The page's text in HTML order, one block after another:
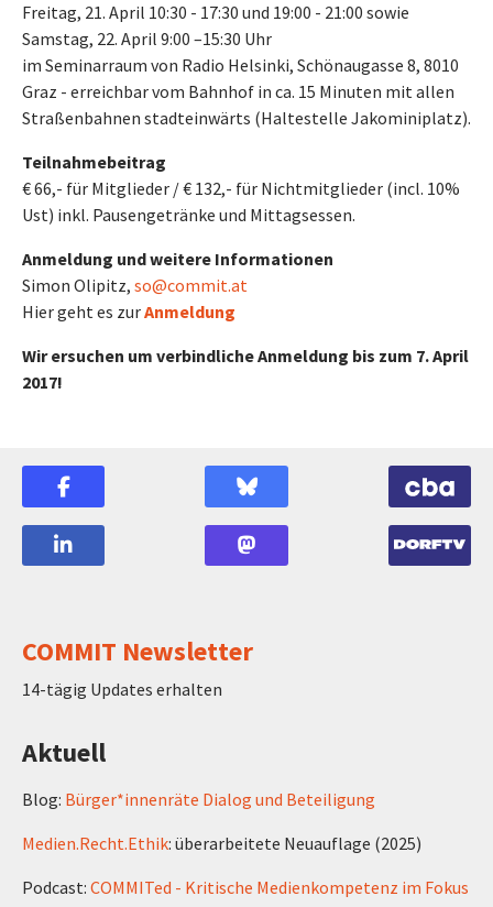
Freitag, 21. April 10:30 - 17:30 und 19:00 - 21:00 sowie
Samstag, 22. April 9:00 –15:30 Uhr
im Seminarraum von Radio Helsinki, Schönaugasse 8, 8010
Graz - erreichbar vom Bahnhof in ca. 15 Minuten mit allen
Straßenbahnen stadteinwärts (Haltestelle Jakominiplatz).
Teilnahmebeitrag
€ 66,- für Mitglieder / € 132,- für Nichtmitglieder (incl. 10%
Ust) inkl. Pausengetränke und Mittagsessen.
Anmeldung und weitere Informationen
Simon Olipitz, so@commit.at
Hier geht es zurAnmeldung
Wir ersuchen um verbindliche Anmeldung bis zum 7. April
2017!
COMMIT Newsletter
14-tägig Updates erhalten
Aktuell
Blog: Bürger*innenräte Dialog und Beteiligung
Medien.Recht.Ethik: überarbeitete Neuauflage (2025)
Podcast: COMMITed - Kritische Medienkompetenz im Fokus